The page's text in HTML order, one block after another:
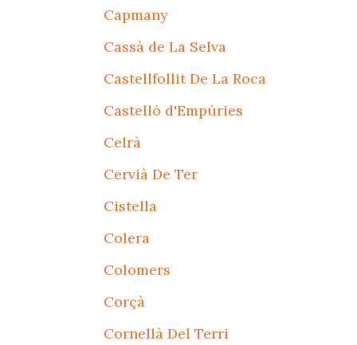
Capmany
Cassà de La Selva
Castellfollit De La Roca
Castelló d'Empúries
Celrà
Cervià De Ter
Cistella
Colera
Colomers
Corçà
Cornellà Del Terri